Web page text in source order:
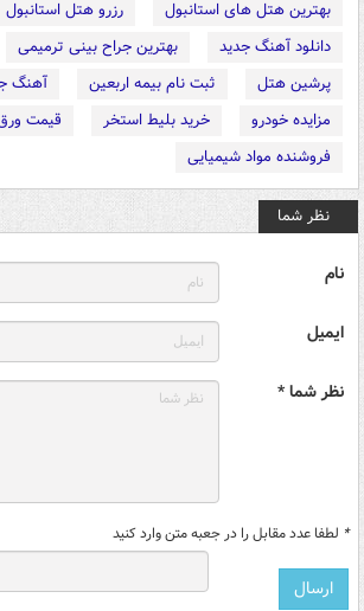
بهترین هتل های استانبول
رزرو هتل استانبول
دانلود آهنگ جدید
بهترین جراح بینی ترمیمی
پرشین هتل
ثبت نام بیمه اربعین
آهنگ
مزایده خودرو
خرید بلیط استخر
قیمت
فروشنده مواد شیمیایی
نظر شما
نام
ایمیل
نظر شما *
* لطفا عدد مقابل را در جعبه متن وارد کنید